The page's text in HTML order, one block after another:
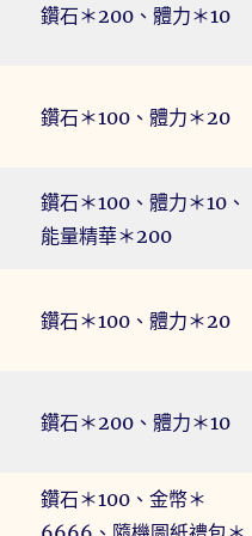
鑽石＊200、體力＊10
鑽石＊100、體力＊20
鑽石＊100、體力＊10、
能量精華＊200
鑽石＊100、體力＊20
鑽石＊200、體力＊10
鑽石＊100、金幣＊